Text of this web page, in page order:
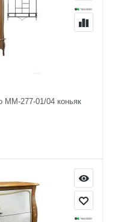
277-01/04 коньяк